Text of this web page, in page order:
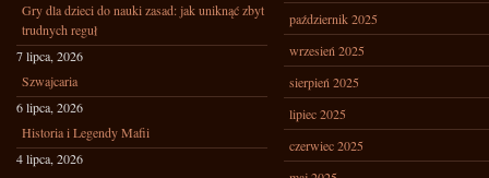
Gry dla dzieci do nauki zasad: jak uniknąć zbyt
trudnych reguł
7 lipca, 2026
Szwajcaria
6 lipca, 2026
Historia i Legendy Mafii
4 lipca, 2026
październik 2025
wrzesień 2025
sierpień 2025
lipiec 2025
czerwiec 2025